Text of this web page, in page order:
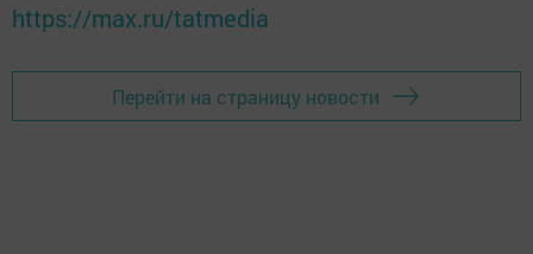
https://max.ru/tatmedia
Перейти на страницу новости